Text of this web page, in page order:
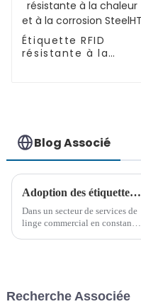
Étiquette RFID
résistante à la
Blog Associé
Adoption des étiquettes RFID pour le linge : l'avenir de la gestion des stocks pour les entreprises de linge commercial
Dans un secteur de services de
linge commercial en constante
radio...
Recherche Associée